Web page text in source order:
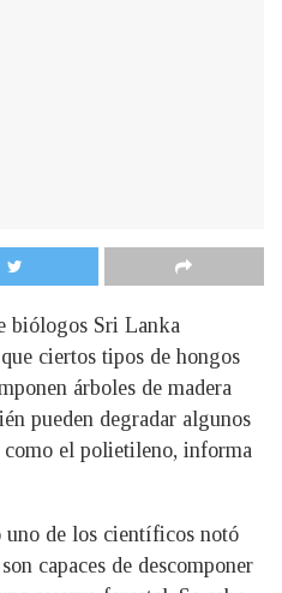
biólogos Sri Lanka
ciertos tipos de hongos
árboles de madera
pueden degradar algunos
el polietileno, informa
uno de los científicos notó
capaces de descomponer